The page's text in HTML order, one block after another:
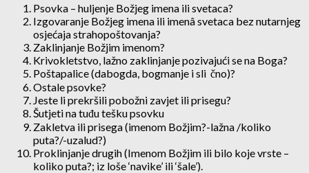
Psovka – huljenje Božjeg imena ili svetaca?
Izgovaranje Božjeg imena ili imenâ svetaca bez nutarnjeg
osjećaja strahopoštovanja?
Zaklinjanje Božjim imenom?
Krivokletstvo, lažno zaklinjanje pozivajući se na Boga?
Poštapalice (dabogda, bogmanje i sli čno)?
Ostale psovke?
Jeste li prekršili pobožni zavjet ili prisegu?
Šutjeti na tuđu tešku psovku
Zakletva ili prisega (imenom Božjim?-lažna /koliko
puta?/-uzalud?)
Proklinjanje drugih (Imenom Božjim ili bilo koje vrste –
koliko puta?; iz loše ‘navike’ ili ‘šale’).